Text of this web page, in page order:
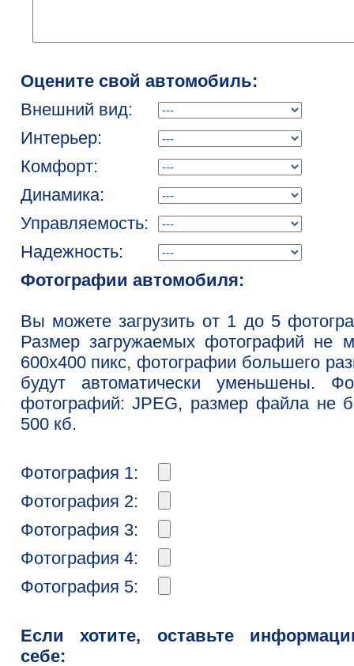
Оцените свой автомобиль:
Внешний вид:
Интерьер:
Комфорт:
Динамика:
Управляемость:
Надежность:
Фотографии автомобиля:
Вы можете загрузить от 1 до 5
Размер загружаемых фотографий не
600x400 пикс, фотографии большего
будут автоматически уменьшены.
фотографий: JPEG, размер файла не
500 кб.
Фотография 1:
Фотография 2:
Фотография 3:
Фотография 4:
Фотография 5:
Если хотите, оставьте
себе: